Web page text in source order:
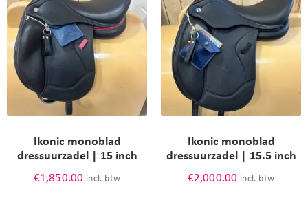
Ikonic monoblad
dressuurzadel | 15 inch
€1,850.00 incl. btw
Ikonic monoblad
dressuurzadel | 15.5 inch
€2,000.00 incl. btw